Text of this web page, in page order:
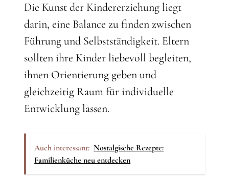
Die Kunst der Kindererziehung liegt
darin, eine Balance zu finden zwischen
Führung und Selbstständigkeit. Eltern
sollten ihre Kinder liebevoll begleiten,
ihnen Orientierung geben und
gleichzeitig Raum für individuelle
Entwicklung lassen.
Auch interessant: Nostalgische Rezepte:
Familienküche neu entdecken